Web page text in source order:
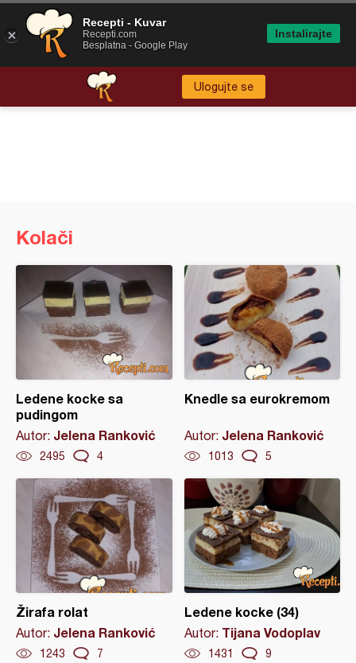
Ulogujte se
Kolači
Ledene kocke sa
pudingom
Autor: Jelena Ranković
2495 4
Knedle sa eurokremom
Autor: Jelena Ranković
1013 5
Žirafa rolat
Autor: Jelena Ranković
1243 7
Ledene kocke (34)
Autor: Tijana Vodoplav
1431 9
Recepti - Kuvar
Recepti.com
Besplatna - Google Play
Instalirajte